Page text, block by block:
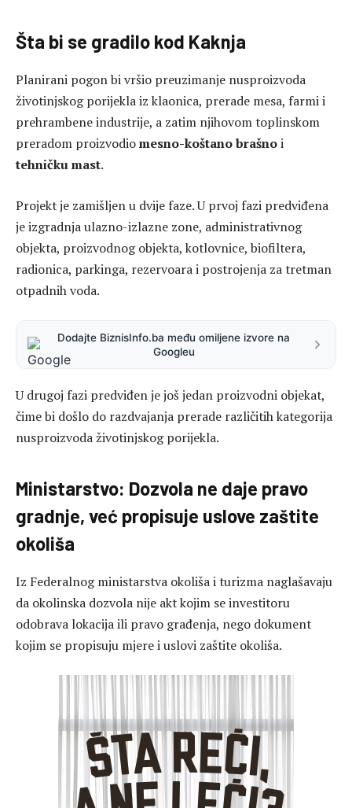
Šta bi se gradilo kod Kaknja
Planirani pogon bi vršio preuzimanje nusproizvoda
životinjskog porijekla iz klaonica, prerade mesa, farmi i
prehrambene industrije, a zatim njihovom toplinskom
preradom proizvodiomesno-koštano brašnoi
tehničku mast.
Projekt je zamišljen u dvije faze. U prvoj fazi predviđena
je izgradnja ulazno-izlazne zone, administrativnog
objekta, proizvodnog objekta, kotlovnice, biofiltera,
radionica, parkinga, rezervoara i postrojenja za tretman
otpadnih voda.
Dodajte BiznisInfo.ba među omiljene izvore na
Googleu
U drugoj fazi predviđen je još jedan proizvodni objekat,
čime bi došlo do razdvajanja prerade različitih kategorija
nusproizvoda životinjskog porijekla.
Ministarstvo: Dozvola ne daje pravo
gradnje, već propisuje uslove zaštite
okoliša
Iz Federalnog ministarstva okoliša i turizma naglašavaju
da okolinska dozvola nije akt kojim se investitoru
odobrava lokacija ili pravo građenja, nego dokument
kojim se propisuju mjere i uslovi zaštite okoliša.